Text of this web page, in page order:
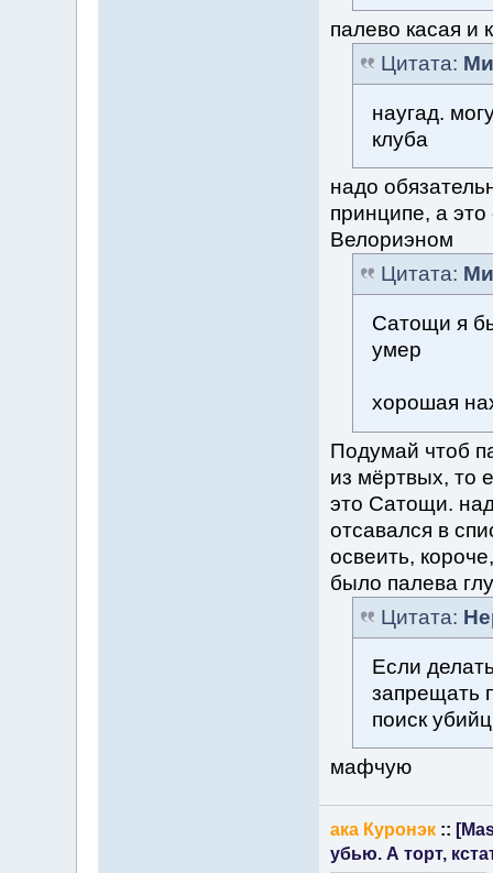
палево касая и
Цитата:
наугад.
клуба
надо
принципе, а
Велориэном
Цитата:
Сатощи я
умер
хорошая
Подумай чтоб
из мёртвых, то
это Сатощи.
отсавался в
освеить,
было палева
Цитата:
Если
запрещать
поиск
мафчую
ака Куронэк::
убью. А торт,